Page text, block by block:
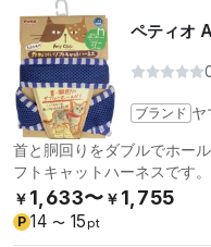
ペティオ
ブランド ヤ
首と胴回りをダブルでホー
フトキャットハーネスです
￥ 1,633〜 ￥ 1,755
P 14 〜 15 pt